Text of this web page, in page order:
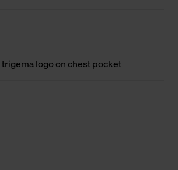
logo on chest pocket